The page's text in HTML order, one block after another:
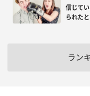
信じて
られた
ラン